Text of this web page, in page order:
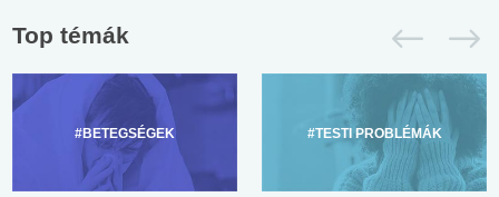
Top témák
#BETEGSÉGEK #TESTI PROBLÉMÁK